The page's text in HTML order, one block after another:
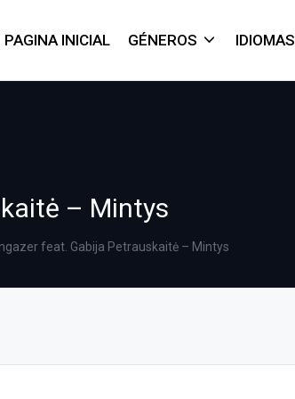
PAGINA INICIAL GÉNEROS IDIOMAS
– Mintys
feat. Gabija Petrauskaitė – Mintys